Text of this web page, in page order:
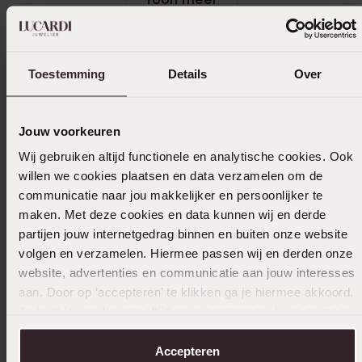
Toestemming Details Over
Jouw voorkeuren
Wij gebruiken altijd functionele en analytische cookies. Ook
willen we cookies plaatsen en data verzamelen om de
communicatie naar jou makkelijker en persoonlijker te
maken. Met deze cookies en data kunnen wij en derde
partijen jouw internetgedrag binnen en buiten onze website
volgen en verzamelen. Hiermee passen wij en derden onze
website, advertenties en communicatie aan jouw interesses
aan. Door op ‘accepteren’ te klikken ga je hiermee akkoord.
over in onscookiebeleid.
Accepteren
In winkelmandje
Ook leuk voor jou